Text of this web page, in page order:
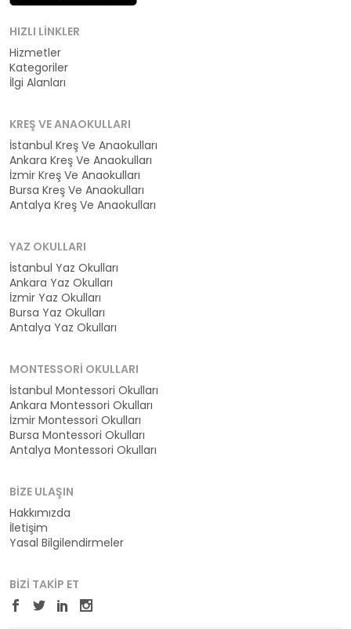
HIZLI LINKLER
Hizmetler
Kategoriler
İlgi Alanları
KREŞ VE ANAOKULLARI
İstanbul Kreş Ve Anaokulları
Ankara Kreş Ve Anaokulları
İzmir Kreş Ve Anaokulları
Bursa Kreş Ve Anaokulları
Antalya Kreş Ve Anaokulları
YAZ OKULLARI
İstanbul Yaz Okulları
Ankara Yaz Okulları
İzmir Yaz Okulları
Bursa Yaz Okulları
Antalya Yaz Okulları
MONTESSORI OKULLARI
İstanbul Montessori Okulları
Ankara Montessori Okulları
İzmir Montessori Okulları
Bursa Montessori Okulları
Antalya Montessori Okulları
BIZE ULAŞIN
Hakkımızda
İletişim
Yasal Bilgilendirmeler
BIZI TAKIP ET